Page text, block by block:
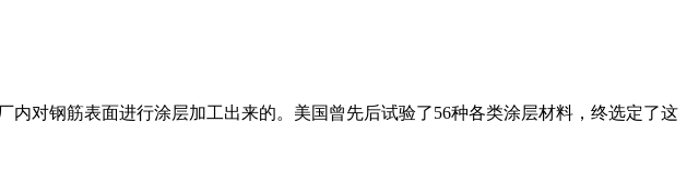
对钢筋表面进行涂层加工出来的。美国曾先后试验了56种各类涂层材料，终选定了这